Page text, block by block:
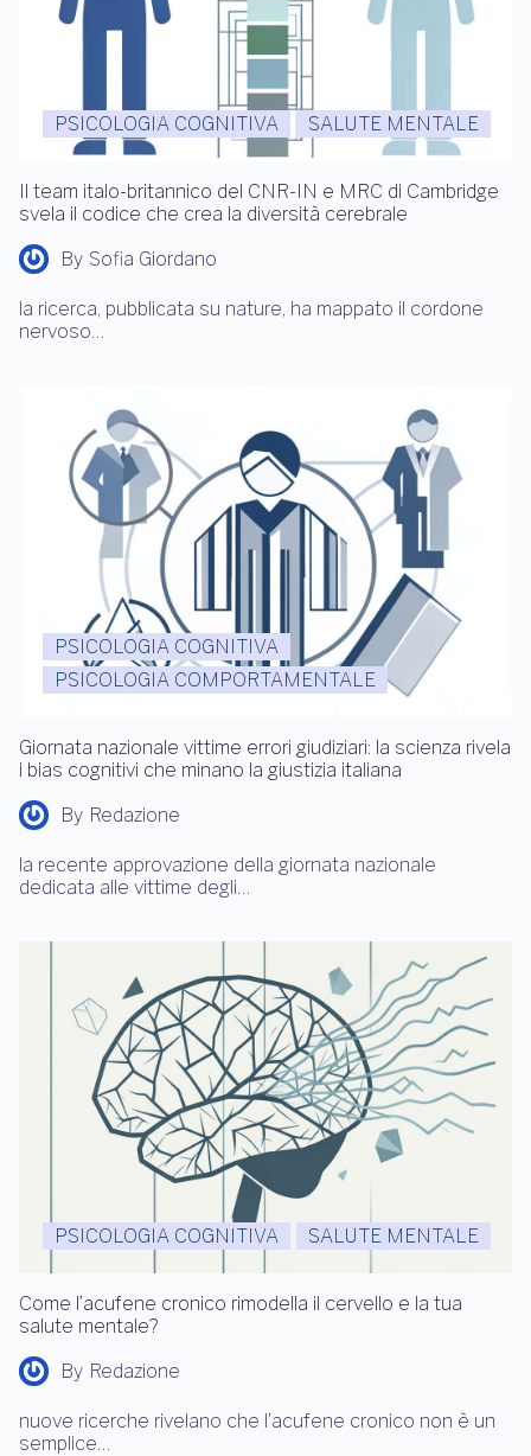
PSICOLOGIA COGNITIVA SALUTE MENTALE
Il team italo-britannico del CNR-IN e MRC di Cambridge
svela il codice che crea la diversità cerebrale
By Sofia Giordano
la ricerca, pubblicata su nature, ha mappato il cordone
nervoso…
PSICOLOGIA COGNITIVA
PSICOLOGIA COMPORTAMENTALE
Giornata nazionale vittime errori giudiziari: la scienza rivela
i bias cognitivi che minano la giustizia italiana
By Redazione
la recente approvazione della giornata nazionale
dedicata alle vittime degli…
PSICOLOGIA COGNITIVA SALUTE MENTALE
Come l’acufene cronico rimodella il cervello e la tua
salute mentale?
By Redazione
nuove ricerche rivelano che l’acufene cronico non è un
semplice…